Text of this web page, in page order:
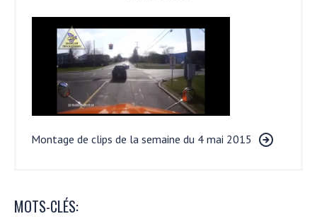
Montage de clips de la semaine du 4 mai 2015
MOTS-CLÉS: